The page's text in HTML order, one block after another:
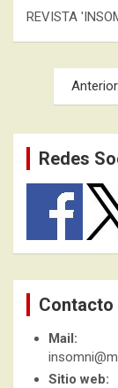
REVISTA
Paginación
entradas
Anterior
Redes
Contacto
Mail:
Sitio web: